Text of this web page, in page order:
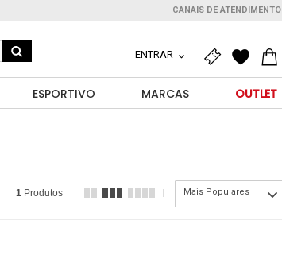
CANAIS DE ATENDIMENTO
ENTRAR
ESPORTIVO MARCAS OUTLET
1 Produtos Mais Populares